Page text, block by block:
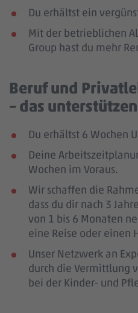
Du erhältst ein
Mit der betrieblichen
Group hast du mehr
Beruf und
– das
Du erhältst 6 Wochen
Deine
Wochen im Voraus.
Wir schaffen die
dass du dir nach 3
von 1 bis 6 Monaten
eine Reise oder einen
Unser Netzwerk an
durch die Vermittlung
bei der Kinder- und